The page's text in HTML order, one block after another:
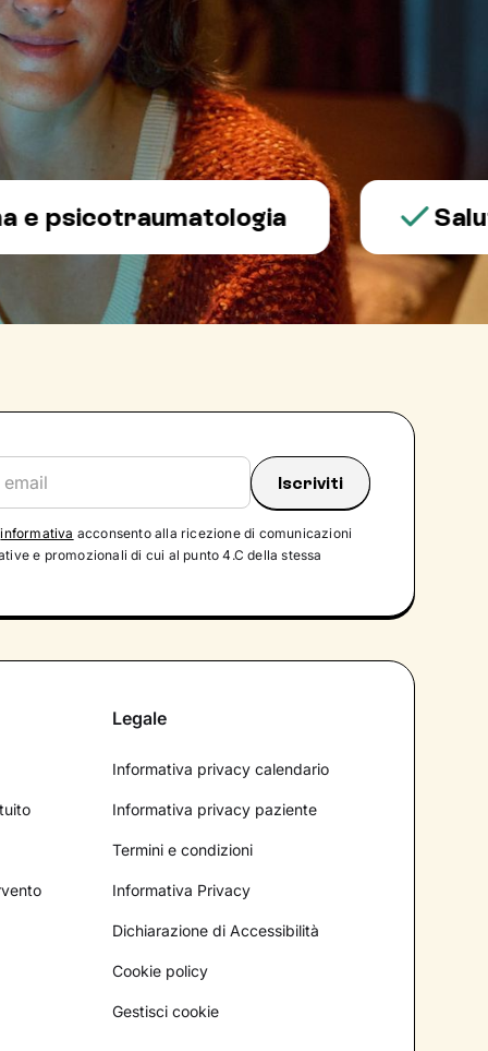
Salute
informativa acconsento alla ricezione di comunicazioni
e promozionali di cui al punto 4.C della stessa
Legale
Informativa privacy calendario
Informativa privacy paziente
Termini e condizioni
Informativa Privacy
Dichiarazione di Accessibilità
Cookie policy
Gestisci cookie